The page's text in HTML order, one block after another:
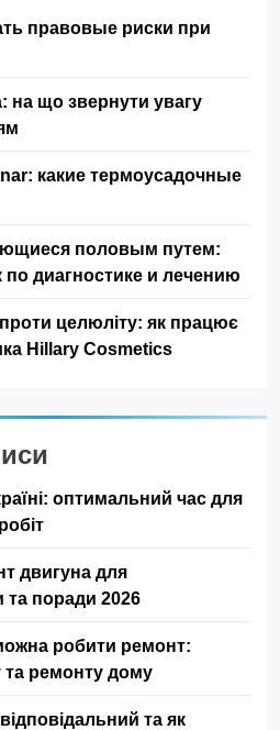
правовые риски при
на що звернути увагу
какие термоусадочные
половым путем:
диагностике и лечению
целюліту: як працює
Hillary Cosmetics
оптимальний час для
двигуна для
та поради 2026
робити ремонт:
та ремонту дому
та як